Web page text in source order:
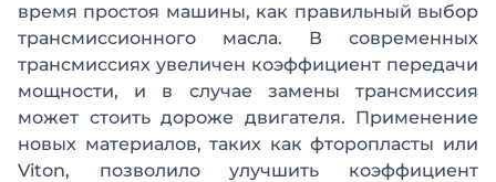
время простоя машины, как правильный выбор
трансмиссионного масла. В современных
трансмиссиях увеличен коэффициент передачи
мощности, и в случае замены трансмиссия
может стоить дороже двигателя. Применение
новых материалов, таких как фторопласты или
Viton, позволило улучшить коэффициент